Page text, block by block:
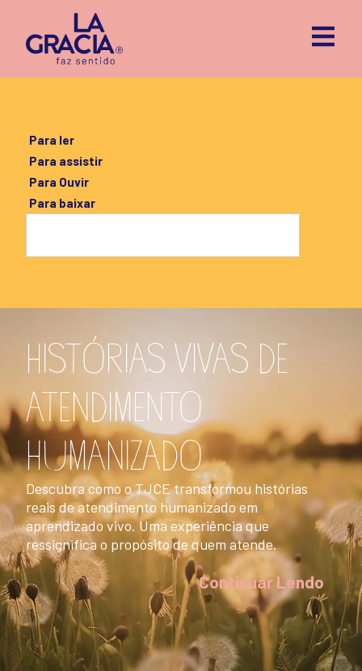
Para ler
Para assistir
Para Ouvir
Para baixar
HISTÓRIAS VIVAS DE
ATENDIMENTO
HUMANIZADO
Descubra como o TJCE transformou histórias
reais de atendimento humanizado em
aprendizado vivo. Uma experiência que
ressignifica o propósito de quem atende.
Continuar Lendo